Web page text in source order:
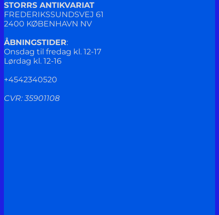
STORRS ANTIKVARIAT
FREDERIKSSUNDSVEJ 61
2400 KØBENHAVN NV
ÅBNINGSTIDER:
Onsdag til fredag kl. 12-17
Lørdag kl. 12-16
+4542340520
CVR: 35901108